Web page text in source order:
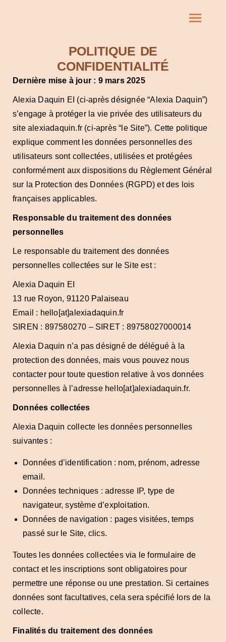
POLITIQUE DE
CONFIDENTIALITÉ
Dernière mise à jour : 9 mars 2025
Alexia Daquin EI (ci-après désignée “Alexia Daquin”)
s’engage à protéger la vie privée des utilisateurs du
site alexiadaquin.fr (ci-après “le Site”). Cette politique
explique comment les données personnelles des
utilisateurs sont collectées, utilisées et protégées
conformément aux dispositions du Règlement Général
sur la Protection des Données (RGPD) et des lois
françaises applicables.
Responsable du traitement des données
personnelles
Le responsable du traitement des données
personnelles collectées sur le Site est :
Alexia Daquin EI
13 rue Royon, 91120 Palaiseau
Email : hello[at]alexiadaquin.fr
SIREN : 897580270 – SIRET : 89758027000014
Alexia Daquin n’a pas désigné de délégué à la
protection des données, mais vous pouvez nous
contacter pour toute question relative à vos données
personnelles à l’adresse hello[at]alexiadaquin.fr.
Données collectées
Alexia Daquin collecte les données personnelles
suivantes :
Données d’identification : nom, prénom, adresse
email.
Données techniques : adresse IP, type de
navigateur, système d’exploitation.
Données de navigation : pages visitées, temps
passé sur le Site, clics.
Toutes les données collectées via le formulaire de
contact et les inscriptions sont obligatoires pour
permettre une réponse ou une prestation. Si certaines
données sont facultatives, cela sera spécifié lors de la
collecte.
Finalités du traitement des données